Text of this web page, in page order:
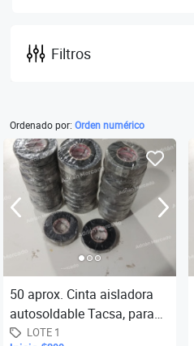
Filtros
Ordenado por: Orden numérico
50 aprox. Cinta aisladora
autosoldable Tacsa, para
cable alta temperatura 19
LOTE 1